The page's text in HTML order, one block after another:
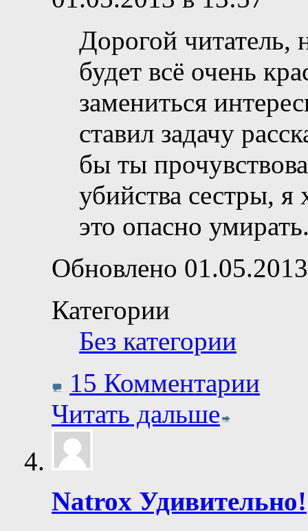
Дорогой читатель,
будет всё очень
замениться
ставил задачу
бы ты
убийства сестры,
это опасно
Обновлено
Категории
Без категории
15 Комментарии
Читать дальше
Natrox Удивительно!